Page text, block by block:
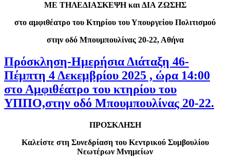
ΜΕ ΤΗΛΕΔΙΑΣΚΕΨΗ και ΔΙΑ ΖΩΣΗΣ
στο αμφιθέατρο του Κτηρίου του Υπουργείου Πολιτισμού
στην οδό Μπουμπουλίνας 20-22, Αθήνα
Πρόσκληση-Ημερήσια Διάταξη 46-
Πέμπτη 4 Δεκεμβρίου 2025 , ώρα 14:00
στο Αμφιθέατρο του κτηρίου του
ΥΠΠΟ,στην οδό Μπουμπουλίνας 20-22.
ΠΡΟΣΚΛΗΣΗ
Καλείστε στη Συνεδρίαση του Κεντρικού Συμβουλίου
Νεωτέρων Μνημείων